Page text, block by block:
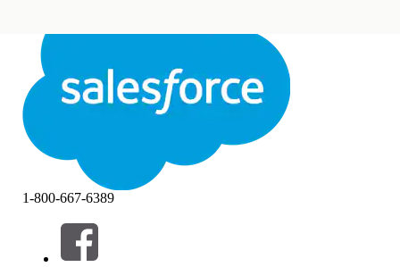
Luk
Filtre (0)
VÆLG FILTRE
1-800-667-6389